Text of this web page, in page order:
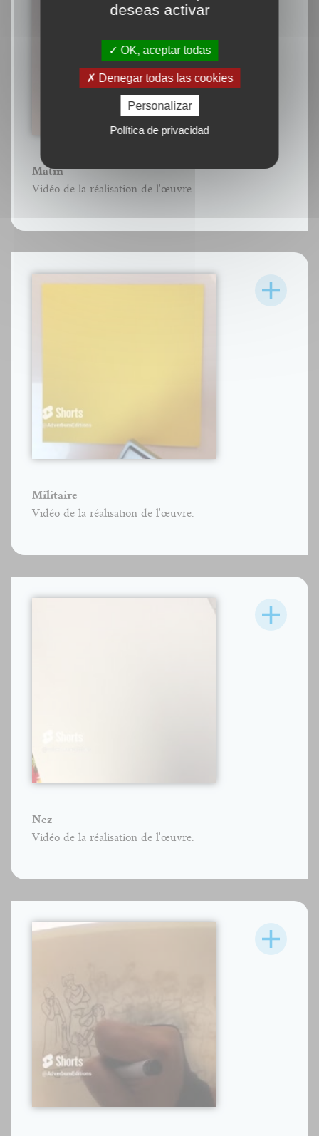
Matin
Vidéo de la réalisation de l'œuvre.
Militaire
Vidéo de la réalisation de l'œuvre.
Nez
Vidéo de la réalisation de l'œuvre.
deseas activar
OK, aceptar todas
Denegar todas las cookies
Personalizar
Política de privacidad